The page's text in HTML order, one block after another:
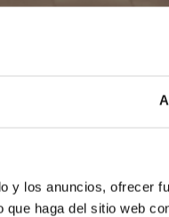
y los anuncios, ofrecer
haga del sitio web